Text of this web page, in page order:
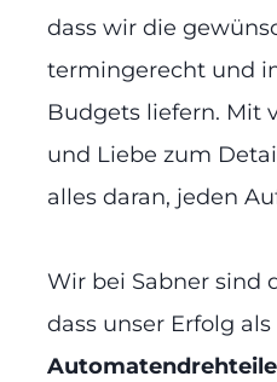
dass wir die
termingerecht und
Budgets liefern. Mit
und Liebe zum
alles daran, jeden
Wir bei Sabner sind
dass unser Erfolg als